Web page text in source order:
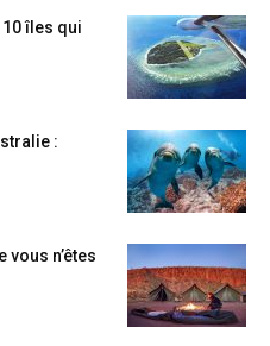
îles qui
:
vous n’êtes